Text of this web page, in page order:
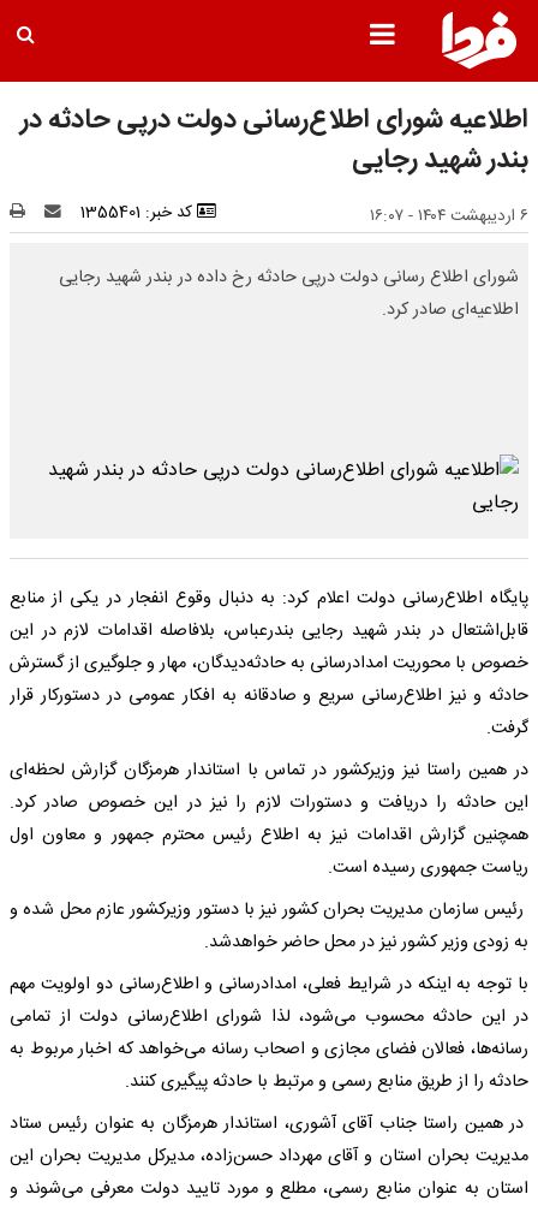
اطلاعیه شورای اطلاع‌رسانی دولت درپی حادثه در
بندر شهید رجایی
۶ اردیبهشت ۱۴۰۴ - ۱۶:۰۷ کد خبر: 1355401
شورای اطلاع رسانی دولت درپی حادثه رخ داده در بندر شهید رجایی
اطلاعیه‌ای صادر کرد.
پایگاه اطلاع‌رسانی دولت اعلام کرد: به دنبال وقوع انفجار در یکی از منابع
قابل‌اشتعال در بندر شهید رجایی بندرعباس، بلافاصله اقدامات لازم در این
خصوص با محوریت امدادرسانی به حادثه‌دیدگان، مهار و جلوگیری از گسترش
حادثه و نیز اطلاع‌رسانی سریع و صادقانه به افکار عمومی در دستورکار قرار
گرفت.
در همین راستا نیز وزیرکشور در تماس با استاندار هرمزگان گزارش لحظه‌ای
این حادثه را دریافت و دستورات لازم را نیز در این خصوص صادر کرد.
همچنین گزارش اقدامات نیز به اطلاع رئیس محترم جمهور و معاون اول
ریاست جمهوری رسیده است.
رئیس سازمان مدیریت بحران کشور نیز با دستور وزیرکشور عازم محل شده و
به زودی وزیر کشور نیز در محل حاضر خواهدشد.
با توجه به اینکه در شرایط فعلی، امدادرسانی و اطلاع‌رسانی دو اولویت مهم
در این حادثه محسوب می‌شود، لذا شورای اطلاع‌رسانی دولت از تمامی
رسانه‌ها، فعالان فضای مجازی و اصحاب رسانه می‌خواهد که اخبار مربوط به
حادثه را از طریق منابع رسمی و مرتبط با حادثه پیگیری کنند.
در همین راستا جناب آقای آشوری، استاندار هرمزگان به عنوان رئیس ستاد
مدیریت بحران استان و آقای مهرداد حسن‌زاده، مدیرکل مدیریت بحران این
استان به عنوان منابع رسمی، مطلع و مورد تایید دولت معرفی می‌شوند و